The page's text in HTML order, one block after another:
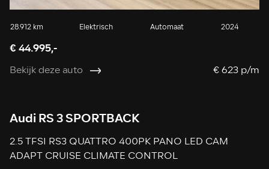
28.912 km Elektrisch Automaat 2024
€ 44.995,-
Bekijk deze auto € 623 p/m
Audi RS 3 SPORTBACK
2.5 TFSI RS3 QUATTRO 400PK PANO LED CAM
ADAPT CRUISE CLIMATE CONTROL